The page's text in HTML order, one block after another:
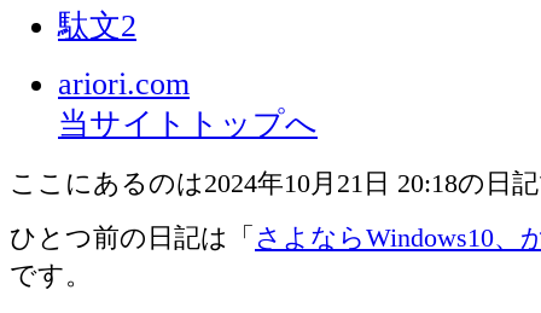
駄文2
ariori.com
当サイトトップへ
ここにあるのは2024年10月21日 20:18の日
ひとつ前の日記は「 さよならWindows10、
です。